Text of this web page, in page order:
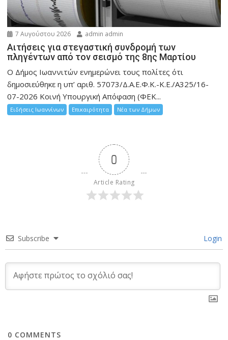
7 Αυγούστου 2026 admin admin
Αιτήσεις για στεγαστική συνδρομή των
πληγέντων από τον σεισμό της 8ης Μαρτίου
Ο Δήμος Ιωαννιτών ενημερώνει τους πολίτες ότι
δημοσιεύθηκε η υπ’ αριθ. 57073/Δ.Α.Ε.Φ.Κ.-Κ.Ε./Α325/16-
07-2026 Κοινή Υπουργική Απόφαση (ΦΕΚ...
Ειδήσεις Ιωαννίνων Επικαιρότητα Νέα των Δήμων
0
Article Rating
Subscribe Login
0 COMMENTS